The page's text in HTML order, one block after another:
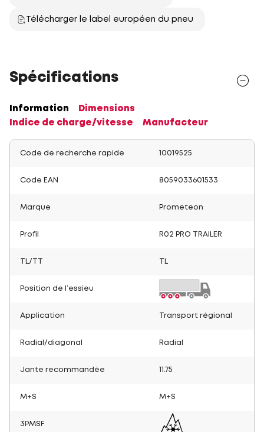
Télécharger le label européen du pneu
Spécifications
Information
Dimensions
Indice de charge/vitesse
Manufacteur
Code de recherche rapide 10019525
Code EAN 8059033601533
Marque Prometeon
Profil R02 PRO TRAILER
TL/TT
Position de l’essieu
Application Transport régional
Radial/diagonal Radial
Jante recommandée 11.75
M+S M+S
3PMSF